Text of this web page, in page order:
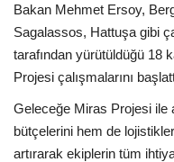
Bakan Mehmet Ersoy,
Sagalassos, Hattuşa gibi
tarafından yürütüldüğü 18
Projesi çalışmalarını
Geleceğe Miras Projesi ile
bütçelerini hem de
artırarak ekiplerin tüm